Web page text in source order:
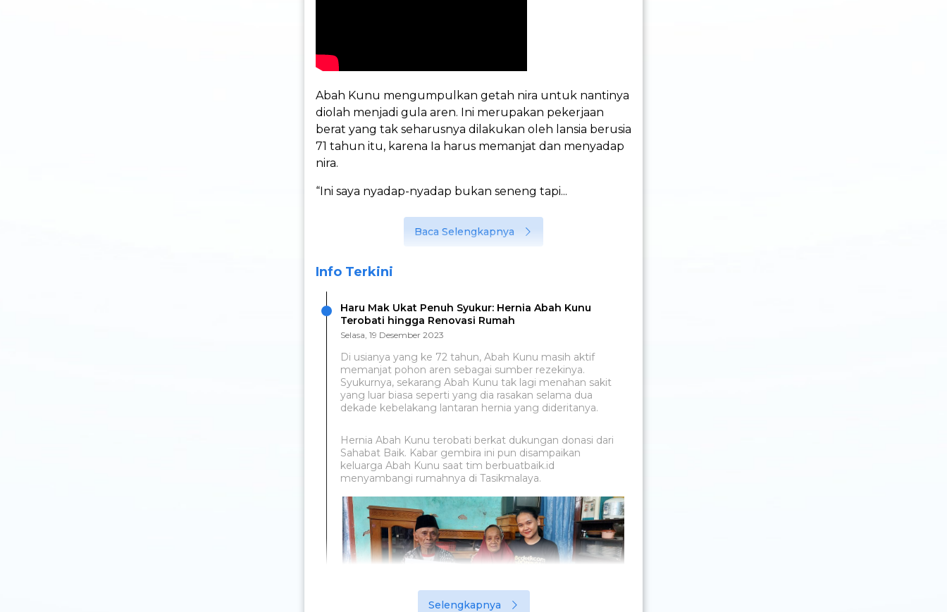
Abah Kunu mengumpulkan getah nira untuk nantinya
diolah menjadi gula aren. Ini merupakan pekerjaan
berat yang tak seharusnya dilakukan oleh lansia berusia
71 tahun itu, karena Ia harus memanjat dan menyadap
nira.
“Ini saya nyadap-nyadap bukan seneng tapi...
Baca Selengkapnya
Info Terkini
Haru Mak Ukat Penuh Syukur: Hernia Abah Kunu
Terobati hingga Renovasi Rumah
Selasa, 19 Desember 2023
Di usianya yang ke 72 tahun, Abah Kunu masih aktif
memanjat pohon aren sebagai sumber rezekinya.
Syukurnya, sekarang Abah Kunu tak lagi menahan sakit
yang luar biasa seperti yang dia rasakan selama dua
dekade kebelakang lantaran hernia yang dideritanya.
Hernia Abah Kunu terobati berkat dukungan donasi dari
Sahabat Baik. Kabar gembira ini pun disampaikan
keluarga Abah Kunu saat tim berbuatbaik.id
menyambangi rumahnya di Tasikmalaya.
Selengkapnya